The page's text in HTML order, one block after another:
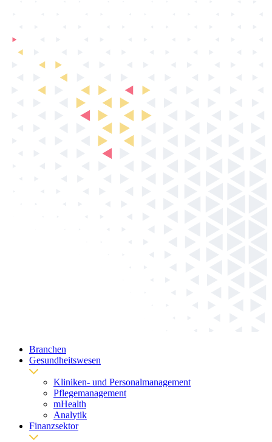
Branchen
Gesundheitswesen
Kliniken- und Personalmanagement
Pflegemanagement
mHealth
Analytik
Finanzsektor